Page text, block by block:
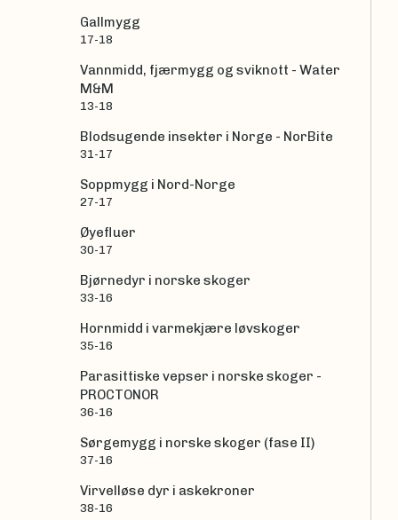
Gallmygg
17-18
Vannmidd, fjærmygg og sviknott - Water
M&M
13-18
Blodsugende insekter i Norge - NorBite
31-17
Soppmygg i Nord-Norge
27-17
Øyefluer
30-17
Bjørnedyr i norske skoger
33-16
Hornmidd i varmekjære løvskoger
35-16
Parasittiske vepser i norske skoger -
PROCTONOR
36-16
Sørgemygg i norske skoger (fase II)
37-16
Virvelløse dyr i askekroner
38-16